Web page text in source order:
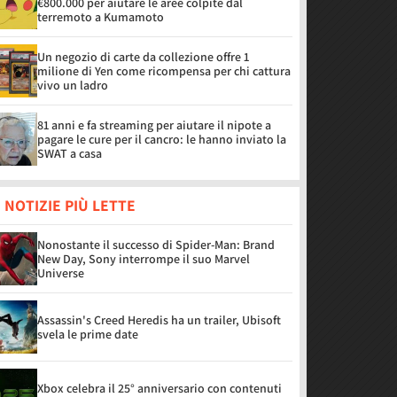
terremoto a Kumamoto
Un negozio di carte da collezione offre 1
milione di Yen come ricompensa per chi cattura
vivo un ladro
81 anni e fa streaming per aiutare il nipote a
pagare le cure per il cancro: le hanno inviato la
SWAT a casa
NOTIZIE PIÙ LETTE
Nonostante il successo di Spider-Man: Brand
New Day, Sony interrompe il suo Marvel
Universe
Assassin's Creed Heredis ha un trailer, Ubisoft
svela le prime date
Xbox celebra il 25° anniversario con contenuti